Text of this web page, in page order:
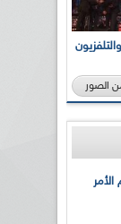
والتلفزيون
الصور